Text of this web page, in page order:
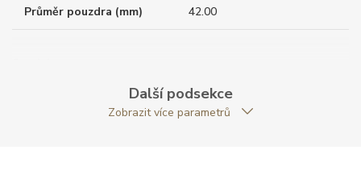
Průměr pouzdra (mm) 42.00
Rezerva chodu strojku 80
Další podsekce
Zobrazit více parametrů